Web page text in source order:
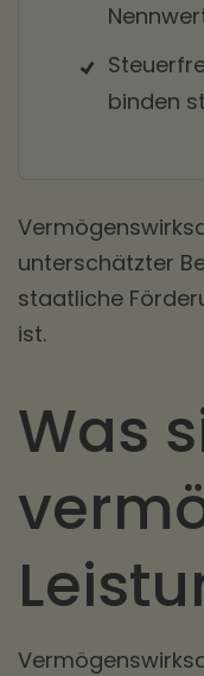
binden
unterschätzter
staatliche
ist.
Was